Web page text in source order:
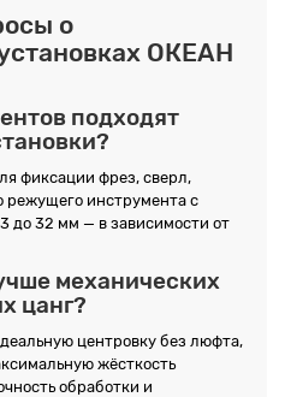
о
ОКЕАН
подходят
фиксации фрез, сверл,
режущего инструмента с
до 32 мм — в зависимости от
механических
цанг?
центровку без люфта,
жёсткость
обработки и